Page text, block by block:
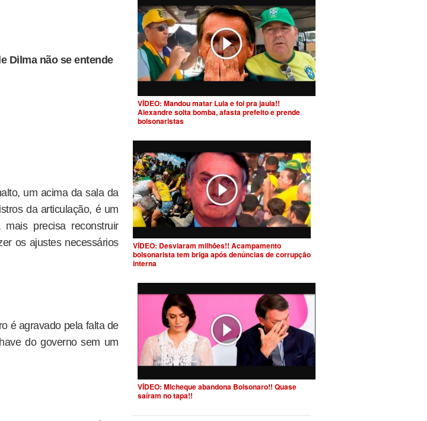
Dilma não se entende
um acima da sala da
da articulação, é um
precisa reconstruir
os ajustes necessários
é agravado pela falta de
do governo sem um
VÍDEO: Mandou matar Lula e foi pra jaula!!
Alexandre solta bomba, afasta prefeito e prende
bolsonaristas
VÍDEO: Desviaram milhões!! Acampamento
bolsonarista tem briga após denúncias de corrupção
interna
VÍDEO: Micheque abandona Bolsonaro!! Quase
saíram no tapa!!